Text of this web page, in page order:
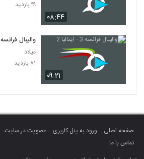
۰۸:۴۴
۹۹ بازدید
۰۹:۲۱
والیبال فرانسه 3 - ایتالیا 2
میلاد
۸۱ بازدید
صفحه اصلی ورود به پنل کاربری عضویت در سایت
تماس با ما